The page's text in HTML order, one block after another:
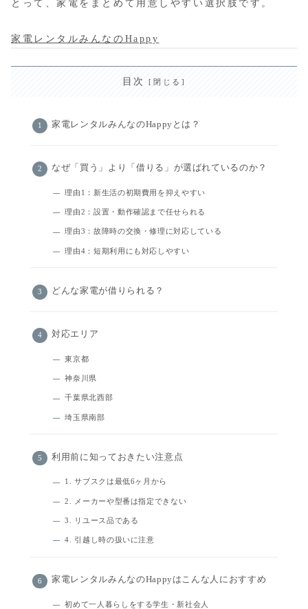
とって、家電をまとめて用意しやすい選択肢です。
家電レンタルみんなのHappy
目次
家電レンタルみんなのHappyとは？
なぜ「買う」より「借りる」が選ばれているのか？
理由1：新生活の初期費用を抑えやすい
理由2：設置・動作確認まで任せられる
理由3：故障時の交換・修理に対応している
理由4：短期利用にも対応しやすい
どんな家電が借りられる？
対応エリア
東京都
神奈川県
千葉県北西部
埼玉県南部
利用前に知っておきたい注意点
1. サブスクは最低6ヶ月から
2. メーカーや型番は指定できない
3. リユース品である
4. 引越し時の扱いに注意
家電レンタルみんなのHappyはこんな人におすすめ
初めて一人暮らしをする学生・新社会人